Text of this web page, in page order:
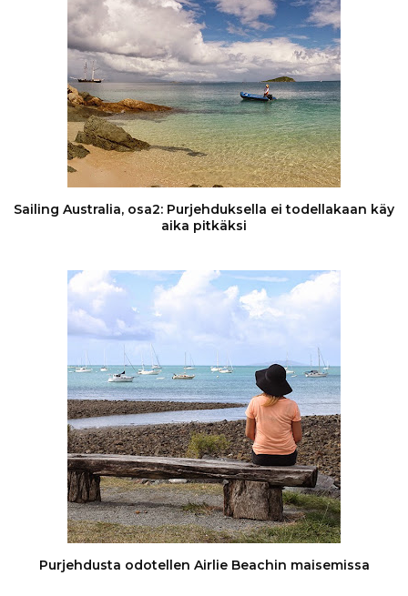
Sailing Australia, osa2: Purjehduksella ei todellakaan käy
aika pitkäksi
Purjehdusta odotellen Airlie Beachin maisemissa